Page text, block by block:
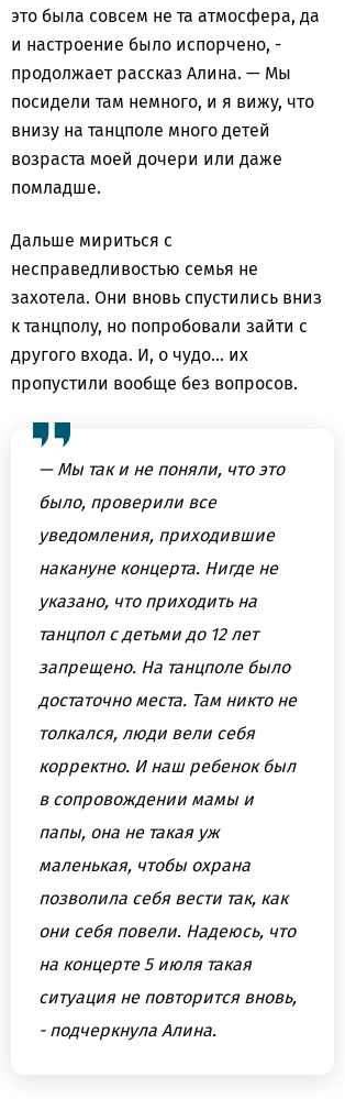
это была совсем не та атмосфера, да
и настроение было испорчено, -
продолжает рассказ Алина. — Мы
посидели там немного, и я вижу, что
внизу на танцполе много детей
возраста моей дочери или даже
помладше.
Дальше мириться с
несправедливостью семья не
захотела. Они вновь спустились вниз
к танцполу, но попробовали зайти с
другого входа. И, о чудо… их
пропустили вообще без вопросов.
— Мы так и не поняли, что это
было, проверили все
уведомления, приходившие
накануне концерта. Нигде не
указано, что приходить на
танцпол с детьми до 12 лет
запрещено. На танцполе было
достаточно места. Там никто не
толкался, люди вели себя
корректно. И наш ребенок был
в сопровождении мамы и
папы, она не такая уж
маленькая, чтобы охрана
позволила себя вести так, как
они себя повели. Надеюсь, что
на концерте 5 июля такая
ситуация не повторится вновь,
- подчеркнула Алина.